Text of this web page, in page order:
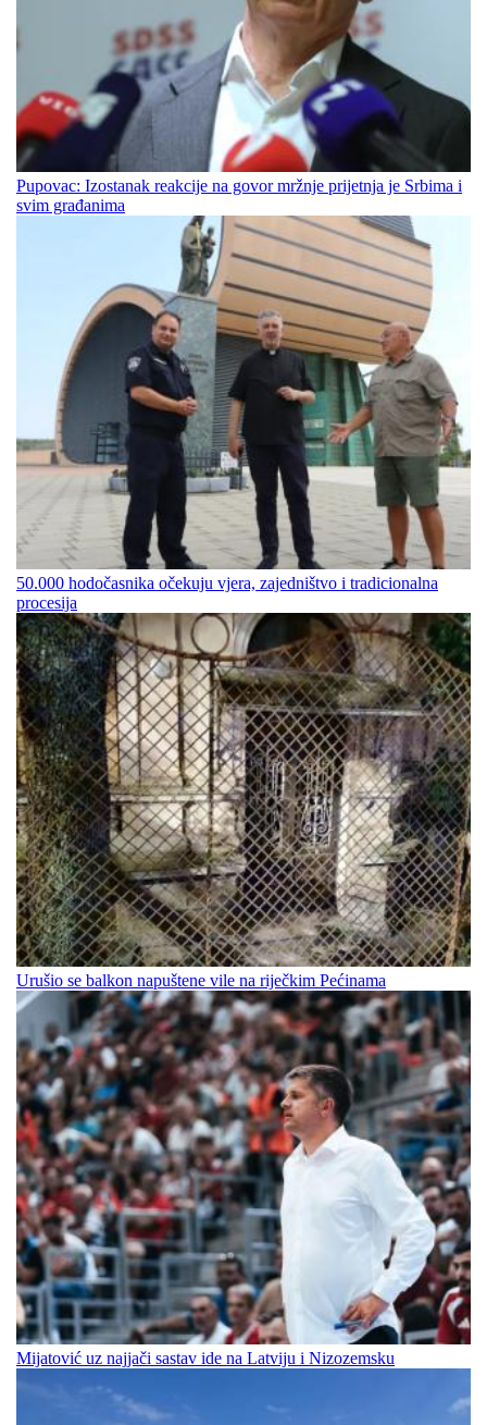
Pupovac: Izostanak reakcije na govor mržnje prijetnja je Srbima i
svim građanima
50.000 hodočasnika očekuju vjera, zajedništvo i tradicionalna
procesija
Urušio se balkon napuštene vile na riječkim Pećinama
Mijatović uz najjači sastav ide na Latviju i Nizozemsku